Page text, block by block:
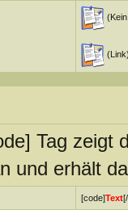
(Link)
Tag zeigt
und erhält
[code]Text